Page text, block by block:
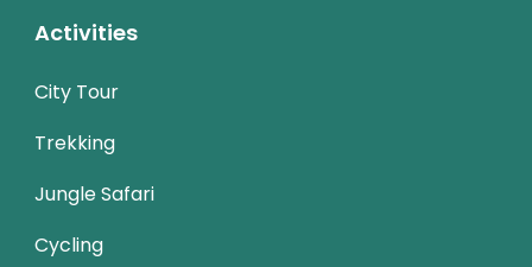
Activities
City Tour
Trekking
Jungle Safari
Cycling